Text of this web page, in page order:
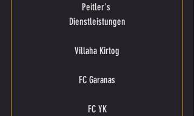
Peitler's
Dienstleistungen
Villaha Kirtog
FC Garanas
FC YK